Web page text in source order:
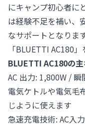
にキャンプ初心者に
は経験不足を補い、
なサポートとなりま
「BLUETTI AC180
BLUETTI AC180の
AC 出力: 1,800W /
電気ケトルや電気毛
じように使えます
急速充電技術: AC入